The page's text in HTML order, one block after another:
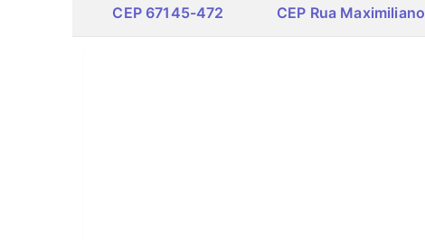
CEP 67145-472 CEP Rua Maximiliano